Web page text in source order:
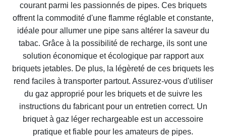
courant parmi les passionnés de pipes. Ces briquets
offrent la commodité d'une flamme réglable et constante,
idéale pour allumer une pipe sans altérer la saveur du
tabac. Grâce à la possibilité de recharge, ils sont une
solution économique et écologique par rapport aux
briquets jetables. De plus, la légèreté de ces briquets les
rend faciles à transporter partout. Assurez-vous d'utiliser
du gaz approprié pour les briquets et de suivre les
instructions du fabricant pour un entretien correct. Un
briquet à gaz léger rechargeable est un accessoire
pratique et fiable pour les amateurs de pipes.